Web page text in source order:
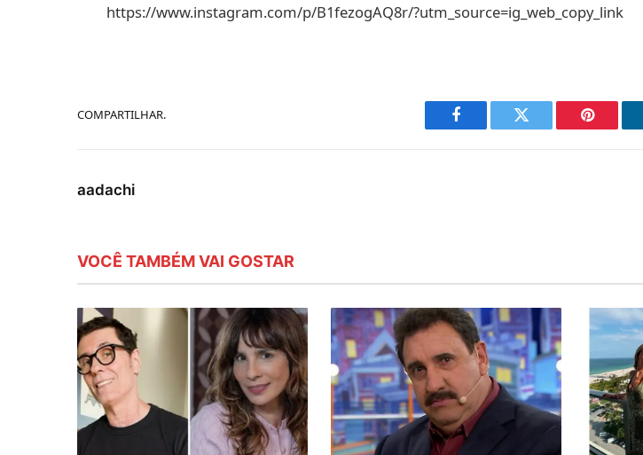
https://www.instagram.com/p/B1fezogAQ8r/?utm_source=ig_web_copy_link
COMPARTILHAR.
Facebook Twitter Pinterest
aadachi
VOCÊ TAMBÉM VAI GOSTAR